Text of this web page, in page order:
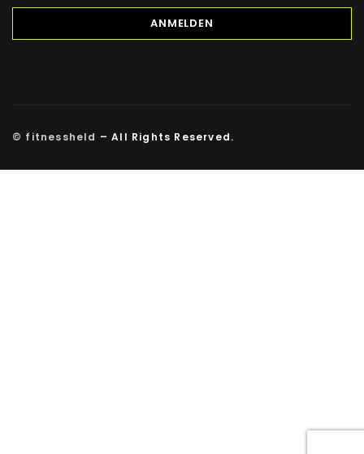
© fitnessheld – All Rights Reserved.